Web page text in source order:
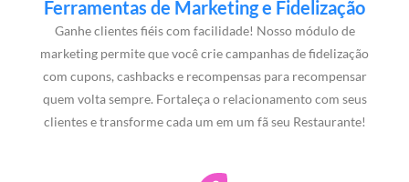
Ferramentas de Marketing e Fidelização
Ganhe clientes fiéis com facilidade! Nosso módulo de
marketing permite que você crie campanhas de fidelização
com cupons, cashbacks e recompensas para recompensar
quem volta sempre. Fortaleça o relacionamento com seus
clientes e transforme cada um em um fã seu Restaurante!